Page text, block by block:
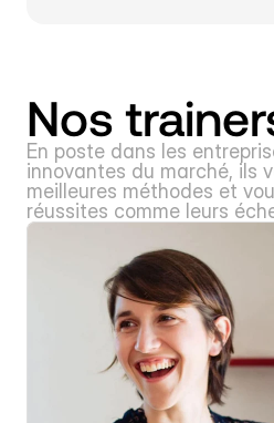
Nos
En poste dans les
innovantes du marché, ils
meilleures méthodes et
réussites comme leurs